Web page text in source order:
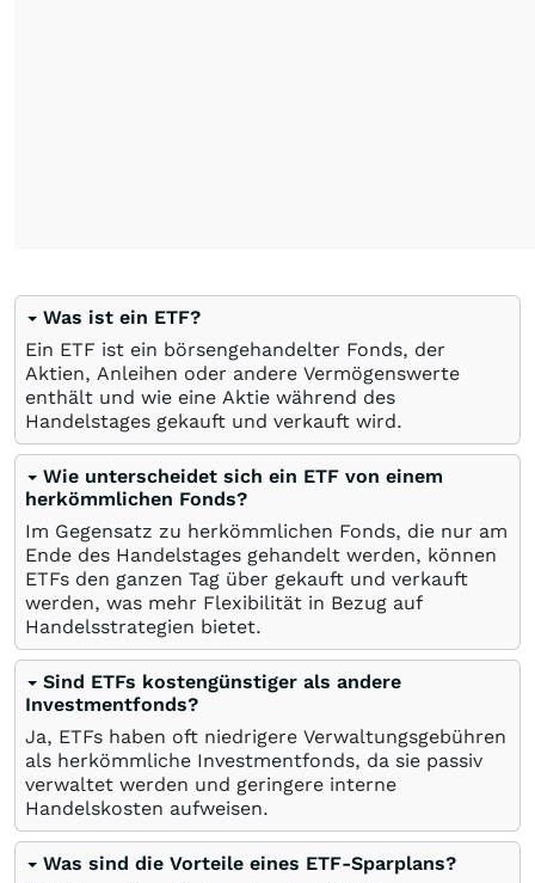
Was ist ein ETF?
Ein ETF ist ein börsengehandelter Fonds, der
Aktien, Anleihen oder andere Vermögenswerte
enthält und wie eine Aktie während des
Handelstages gekauft und verkauft wird.
Wie unterscheidet sich ein ETF von einem
herkömmlichen Fonds?
Im Gegensatz zu herkömmlichen Fonds, die nur am
Ende des Handelstages gehandelt werden, können
ETFs den ganzen Tag über gekauft und verkauft
werden, was mehr Flexibilität in Bezug auf
Handelsstrategien bietet.
Sind ETFs kostengünstiger als andere
Investmentfonds?
Ja, ETFs haben oft niedrigere Verwaltungsgebühren
als herkömmliche Investmentfonds, da sie passiv
verwaltet werden und geringere interne
Handelskosten aufweisen.
Was sind die Vorteile eines ETF-Sparplans?